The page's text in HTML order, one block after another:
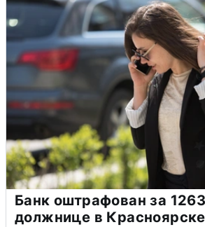
Банк оштрафован за
должнице в Красноярске